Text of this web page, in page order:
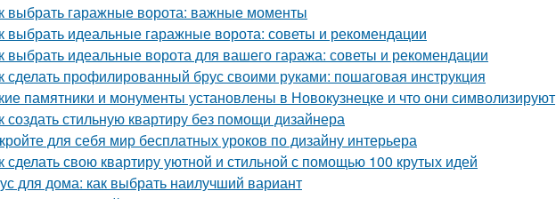
выбрать гаражные ворота: важные моменты
выбрать идеальные гаражные ворота: советы и рекомендации
выбрать идеальные ворота для вашего гаража: советы и рекомендации
сделать профилированный брус своими руками: пошаговая инструкция
памятники и монументы установлены в Новокузнецке и что они символизируют
создать стильную квартиру без помощи дизайнера
для себя мир бесплатных уроков по дизайну интерьера
сделать свою квартиру уютной и стильной с помощью 100 крутых идей
для дома: как выбрать наилучший вариант